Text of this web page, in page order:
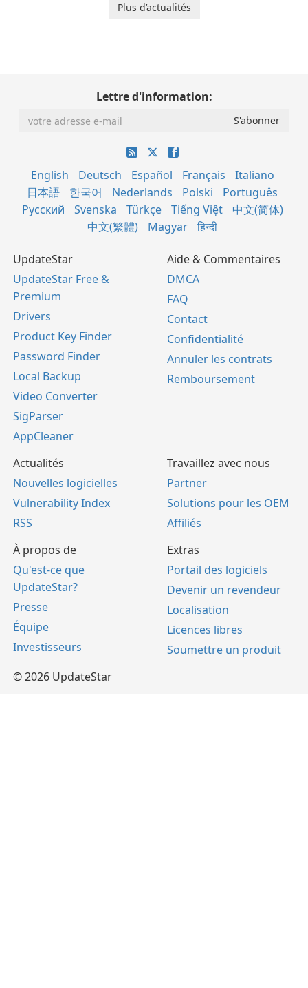
Plus d’actualités
Lettre d'information:
English Deutsch Español Français
Italiano
日本語
한국어 Nederlands Polski
Português
Русский
Svenska Türkçe Tiếng Việt
中文(简体)
中文(繁體)
Magyar हिन्दी
UpdateStar
UpdateStar Free &
Premium
Drivers
Product Key Finder
Password Finder
Local Backup
Video Converter
SigParser
AppCleaner
Aide & Commentaires
DMCA
FAQ
Contact
Confidentialité
Annuler les contrats
Remboursement
Actualités
Nouvelles logicielles
Vulnerability Index
RSS
Travaillez avec nous
Partner
Solutions pour les OEM
Affiliés
À propos de
Qu'est-ce que
UpdateStar?
Presse
Équipe
Investisseurs
Extras
Portail des logiciels
Devenir un revendeur
Localisation
Licences libres
Soumettre un produit
© 2026 UpdateStar